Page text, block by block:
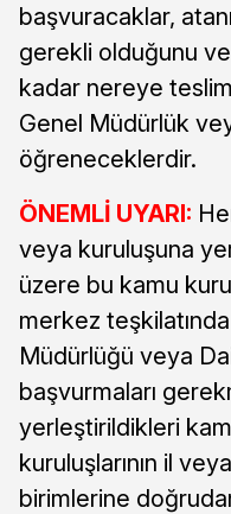
başvuracaklar,
gerekli olduğunu
kadar nereye
Genel Müdürlük
öğreneceklerdir.
ÖNEMLİ UYARI:
veya kuruluşuna
üzere bu kamu
merkez
Müdürlüğü veya
başvurmaları
yerleştirildikleri
kuruluşlarının il
birimlerine